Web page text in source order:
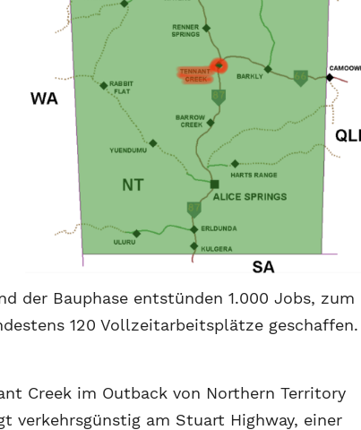
der Bauphase entstünden 1.000 Jobs, zum
120 Vollzeitarbeitsplätze geschaffen.
Creek im Outback von Northern Territory
verkehrsgünstig am Stuart Highway, einer